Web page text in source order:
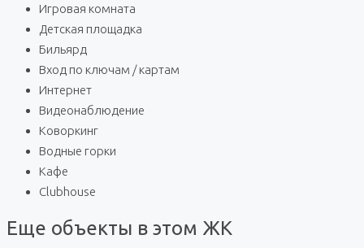
Игровая комната
Детская площадка
Бильярд
Вход по ключам / картам
Интернет
Видеонаблюдение
Коворкинг
Водные горки
Кафе
Clubhouse
Еще объекты в этом ЖК